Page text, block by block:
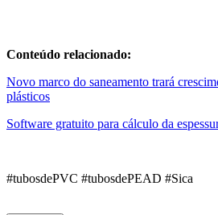
Conteúdo relacionado:
Novo marco do saneamento trará
plásticos
Software gratuito para cálculo da
#tubosdePVC #tubosdePEAD #Sica